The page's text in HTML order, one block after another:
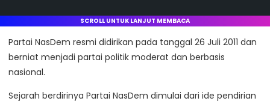
SCROLL UNTUK LANJUT MEMBACA
Partai NasDem resmi didirikan pada tanggal 26 Juli 2011 dan
berniat menjadi partai politik moderat dan berbasis
nasional.
Sejarah berdirinya Partai NasDem dimulai dari ide pendirian